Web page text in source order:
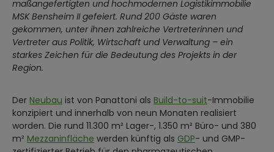
maßangefertigten und hochmodernen Logistikimmobilie
MSK Bensheim II gefeiert. Rund 200 Gäste waren
gekommen, unter ihnen zahlreiche Vertreterinnen und
Vertreter aus Politik, Wirtschaft und Verwaltung – ein
starkes Zeichen für die Bedeutung des Projekts in der
Region.
Der Neubau ist von Panattoni als Build-to-suit-Immobilie
konzipiert und innerhalb von neun Monaten realisiert
worden. Die rund 11.300 m² Lager-, 1.350 m² Büro- und 380
m² Mezzaninfläche werden künftig als GDP- und GMP-